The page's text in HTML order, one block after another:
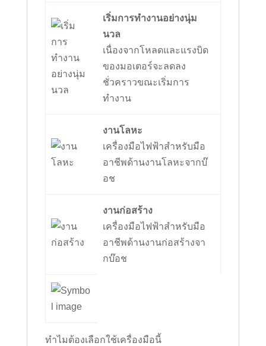
เริ่มการทำงานอย่างนุ่ม
นวล
เนื่องจากโหลดและแรงบิด
ของมอเตอร์จะลดลง
ชั่วคราวขณะเริ่มการ
ทำงาน
งานโลหะ
เครื่องมือไฟฟ้าสำหรับมือ
อาชีพด้านงานโลหะจากบ๊
อช
งานก่อสร้าง
เครื่องมือไฟฟ้าสำหรับมือ
อาชีพด้านงานก่อสร้างจา
กบ๊อช
ทำไมต้องเลือกใช้เครื่องมือนี้